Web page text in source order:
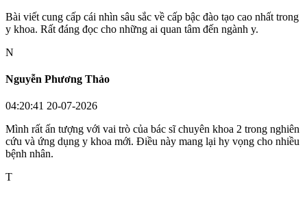
Bài viết cung cấp cái nhìn sâu sắc về cấp bậc đào tạo cao nhất trong
y khoa. Rất đáng đọc cho những ai quan tâm đến ngành y.
N
Nguyễn Phương Thảo
04:20:41 20-07-2026
Mình rất ấn tượng với vai trò của bác sĩ chuyên khoa 2 trong nghiên
cứu và ứng dụng y khoa mới. Điều này mang lại hy vọng cho nhiều
bệnh nhân.
T